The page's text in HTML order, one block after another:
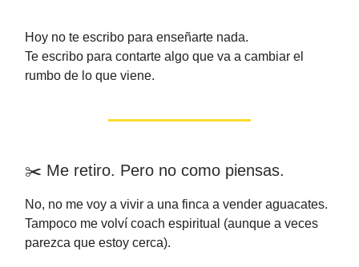
Hoy no te escribo para enseñarte nada.
Te escribo para contarte algo que va a cambiar el
rumbo de lo que viene.
✂️ Me retiro. Pero no como piensas.
No, no me voy a vivir a una finca a vender aguacates.
Tampoco me volví coach espiritual (aunque a veces
parezca que estoy cerca).